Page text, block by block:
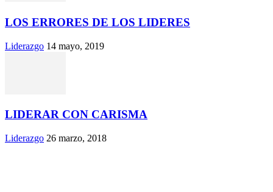
LOS ERRORES DE LOS LIDERES
Liderazgo 14 mayo, 2019
LIDERAR CON CARISMA
Liderazgo 26 marzo, 2018